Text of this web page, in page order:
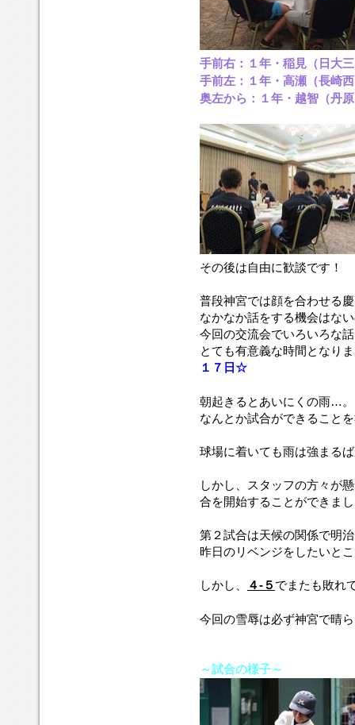
手前右：１年・稲見（日大
手前左：１年・高瀬（長崎
奥左から：１年・越智（丹
その後は自由に歓談です！
普段神宮では顔を合わせる
なかなか話をする機会はな
今回の交流会でいろいろな
とても有意義な時間となり
１７日☆
朝起きるとあいにくの雨…。
なんとか試合ができること
球場に着いても雨は強まる
しかし、スタッフの方々が
合を開始することができま
第２試合は天候の関係で明
昨日のリベンジをしたいと
しかし、 ４-５ でまたも敗れ
今回の雪辱は必ず神宮で晴
～試合の様子～